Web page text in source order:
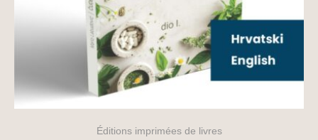
Éditions imprimées de livres